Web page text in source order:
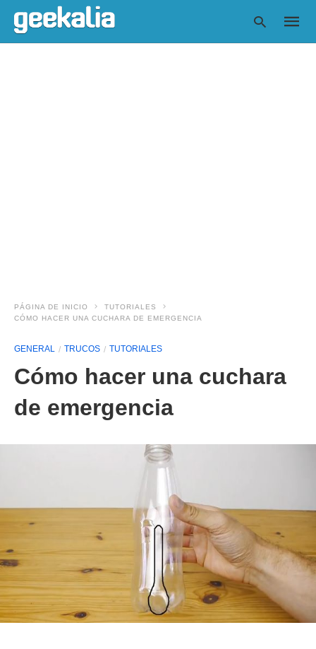
PÁGINA DE INICIO
TUTORIALES
CÓMO HACER UNA CUCHARA DE EMERGENCIA
GENERAL TRUCOS TUTORIALES
Cómo hacer una cuchara
de emergencia